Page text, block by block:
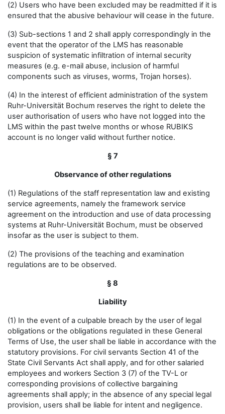
(2) Users who have been excluded may be readmitted if it is
ensured that the abusive behaviour will cease in the future.
(3) Sub-sections 1 and 2 shall apply correspondingly in the
event that the operator of the LMS has reasonable
suspicion of systematic infiltration of internal security
measures (e.g. e-mail abuse, inclusion of harmful
components such as viruses, worms, Trojan horses).
(4) In the interest of efficient administration of the system
Ruhr-Universität Bochum reserves the right to delete the
user authorisation of users who have not logged into the
LMS within the past twelve months or whose RUBIKS
account is no longer valid without further notice.
§ 7
Observance of other regulations
(1) Regulations of the staff representation law and existing
service agreements, namely the framework service
agreement on the introduction and use of data processing
systems at Ruhr-Universität Bochum, must be observed
insofar as the user is subject to them.
(2) The provisions of the teaching and examination
regulations are to be observed.
§ 8
Liability
(1) In the event of a culpable breach by the user of legal
obligations or the obligations regulated in these General
Terms of Use, the user shall be liable in accordance with the
statutory provisions. For civil servants Section 41 of the
State Civil Servants Act shall apply, and for other salaried
employees and workers Section 3 (7) of the TV-L or
corresponding provisions of collective bargaining
agreements shall apply; in the absence of any special legal
provision, users shall be liable for intent and negligence.